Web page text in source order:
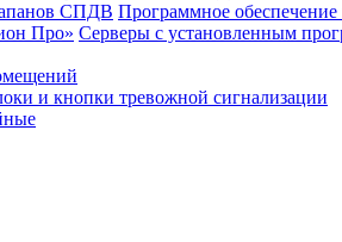
СПДВ Программное
Про» Серверы с установленным
и кнопки тревожной сигнализации